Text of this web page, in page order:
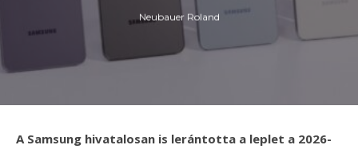
Neubauer Roland
A Samsung hivatalosan is lerántotta a leplet a 2026-